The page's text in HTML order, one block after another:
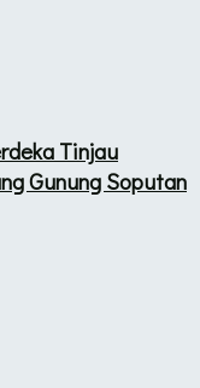
Tinjau
Gunung Soputan